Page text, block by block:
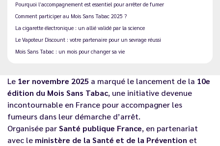
Pourquoi l’accompagnement est essentiel pour arrêter de fumer
Comment participer au Mois Sans Tabac 2025 ?
La cigarette électronique : un allié validé par la science
Le Vapoteur Discount : votre partenaire pour un sevrage réussi
Mois Sans Tabac : un mois pour changer sa vie
Le 1er novembre 2025 a marqué le lancement de la 10e
édition du Mois Sans Tabac, une initiative devenue
incontournable en France pour accompagner les
fumeurs dans leur démarche d’arrêt.
Organisée parSanté publique France, en partenariat
avec le ministère de la Santé et de la Prévention et